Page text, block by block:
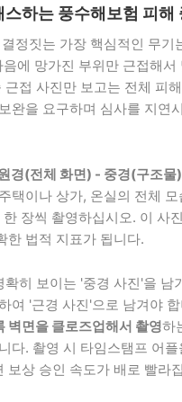
하는 풍수해보험 피해
정짓는 가장 핵심적인 무기
에 망가진 부위만 근접해
접 사진만 보고는 전체 피
완을 요구하며 심사를 지연
경(전체 화면) - 중경(구조
택이나 상가, 온실의 전체
장씩 촬영하십시오. 이 사
한 법적 지표가 됩니다.
히 보이는 '중경 사진'을 남
여 '근경 사진'으로 남겨야
벽면을 클로즈업해서 촬영하
다. 촬영 시 타임스탬프 어플
보상 승인 속도가 배로 빨라